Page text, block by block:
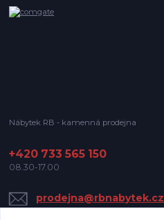
Nábytek RB - kamenná prodejna
+420 733 565 150
08.30-17.00
prodejna@rbnabytek.cz